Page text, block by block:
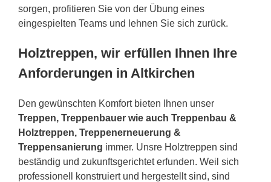
sorgen, profitieren Sie von der Übung eines
eingespielten Teams und lehnen Sie sich zurück.
Holztreppen, wir erfüllen Ihnen Ihre
Anforderungen in Altkirchen
Den gewünschten Komfort bieten Ihnen unser
Treppen, Treppenbauer wie auch Treppenbau &
Holztreppen, Treppenerneuerung &
Treppensanierung immer. Unsre Holztreppen sind
beständig und zukunftsgerichtet erfunden. Weil sich
professionell konstruiert und hergestellt sind, sind